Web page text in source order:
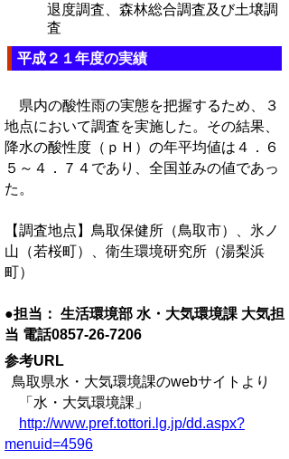
退度調査、森林総合調査及び土壌調
査
平成２１年度の実績
県内の酸性雨の実態を把握するため、３
地点において調査を実施した。その結果、
降水の酸性度（ｐＨ）の年平均値は４．６
５～４．７４であり、全国並みの値であっ
た。
【調査地点】鳥取保健所（鳥取市）、氷ノ
山（若桜町）、衛生環境研究所（湯梨浜
町）
●担当： 生活環境部 水・大気環境課 大気担
当 電話0857-26-7206
参考URL
鳥取県水・大気環境課のwebサイトより
「水・大気環境課」
http://www.pref.tottori.lg.jp/dd.aspx?
menuid=4596